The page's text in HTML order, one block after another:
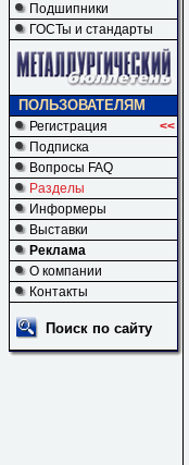
Подшипники
ГОСТы и стандарты
ПОЛЬЗОВАТЕЛЯМ
Регистрация
<<
Подписка
Вопросы FAQ
Разделы
Информеры
Выставки
Реклама
О компании
Контакты
Поиск по сайту